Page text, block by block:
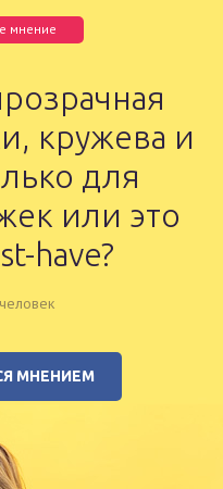
мнение
кружева и
для
или это
have?
МНЕНИЕМ